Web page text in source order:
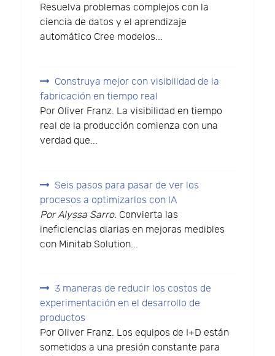
Resuelva problemas complejos con la
ciencia de datos y el aprendizaje
automático Cree modelos...
Construya mejor con visibilidad de la
fabricación en tiempo real
Por Oliver Franz. La visibilidad en tiempo
real de la producción comienza con una
verdad que...
Seis pasos para pasar de ver los
procesos a optimizarlos con IA
Por Alyssa Sarro. Convierta las
ineficiencias diarias en mejoras medibles
con Minitab Solution...
3 maneras de reducir los costos de
experimentación en el desarrollo de
productos
Por Oliver Franz. Los equipos de I+D están
sometidos a una presión constante para